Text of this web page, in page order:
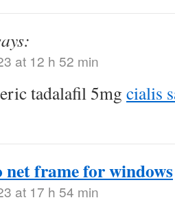
at 12 h 52 min
tadalafil 5mg cialis
net frame for windows
at 17 h 54 min